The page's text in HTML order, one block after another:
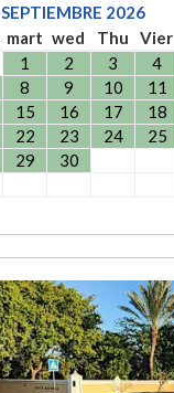
SEPTIEMBRE 2026
mart wed Thu Vier
1
2 3 4
8 9 10 11
15 16 17 18
22 23 24 25
29 30